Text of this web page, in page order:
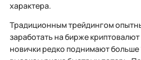
характера.
Традиционным трейдингом
заработать на бирже криптовалют
новички редко поднимают больше